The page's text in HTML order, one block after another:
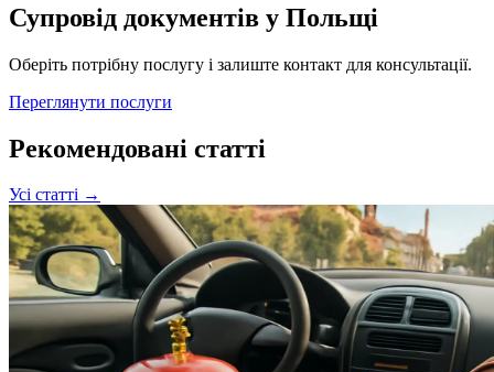
Супровід документів у Польщі
Оберіть потрібну послугу і залиште контакт для консультації.
Переглянути послуги
Рекомендовані статті
Усі статті →